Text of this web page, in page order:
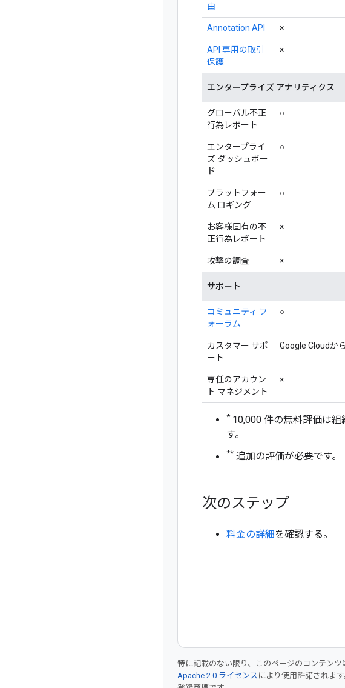
由
Annotation API ×
API 専用の取引
保護
×
エンタープライズ アナリティクス
グローバル不正
行為レポート
○
エンタープライ
ズ ダッシュボー
ド
○
プラットフォー
ム ロギング
○
お客様固有の不
正行為レポート
×
攻撃の調査 ×
サポート
コミュニティ フ
ォーラム
○
カスタマー サポ
ート
Google Cloudか
専任のアカウン
ト マネジメント
×
* 10,000 件の無料評価は
す。
** 追加の評価が必要です。
次のステップ
料金の詳細を確認する。
特に記載のない限り、このページのコンテンツ
Apache 2.0 ライセンス により使用許諾されます